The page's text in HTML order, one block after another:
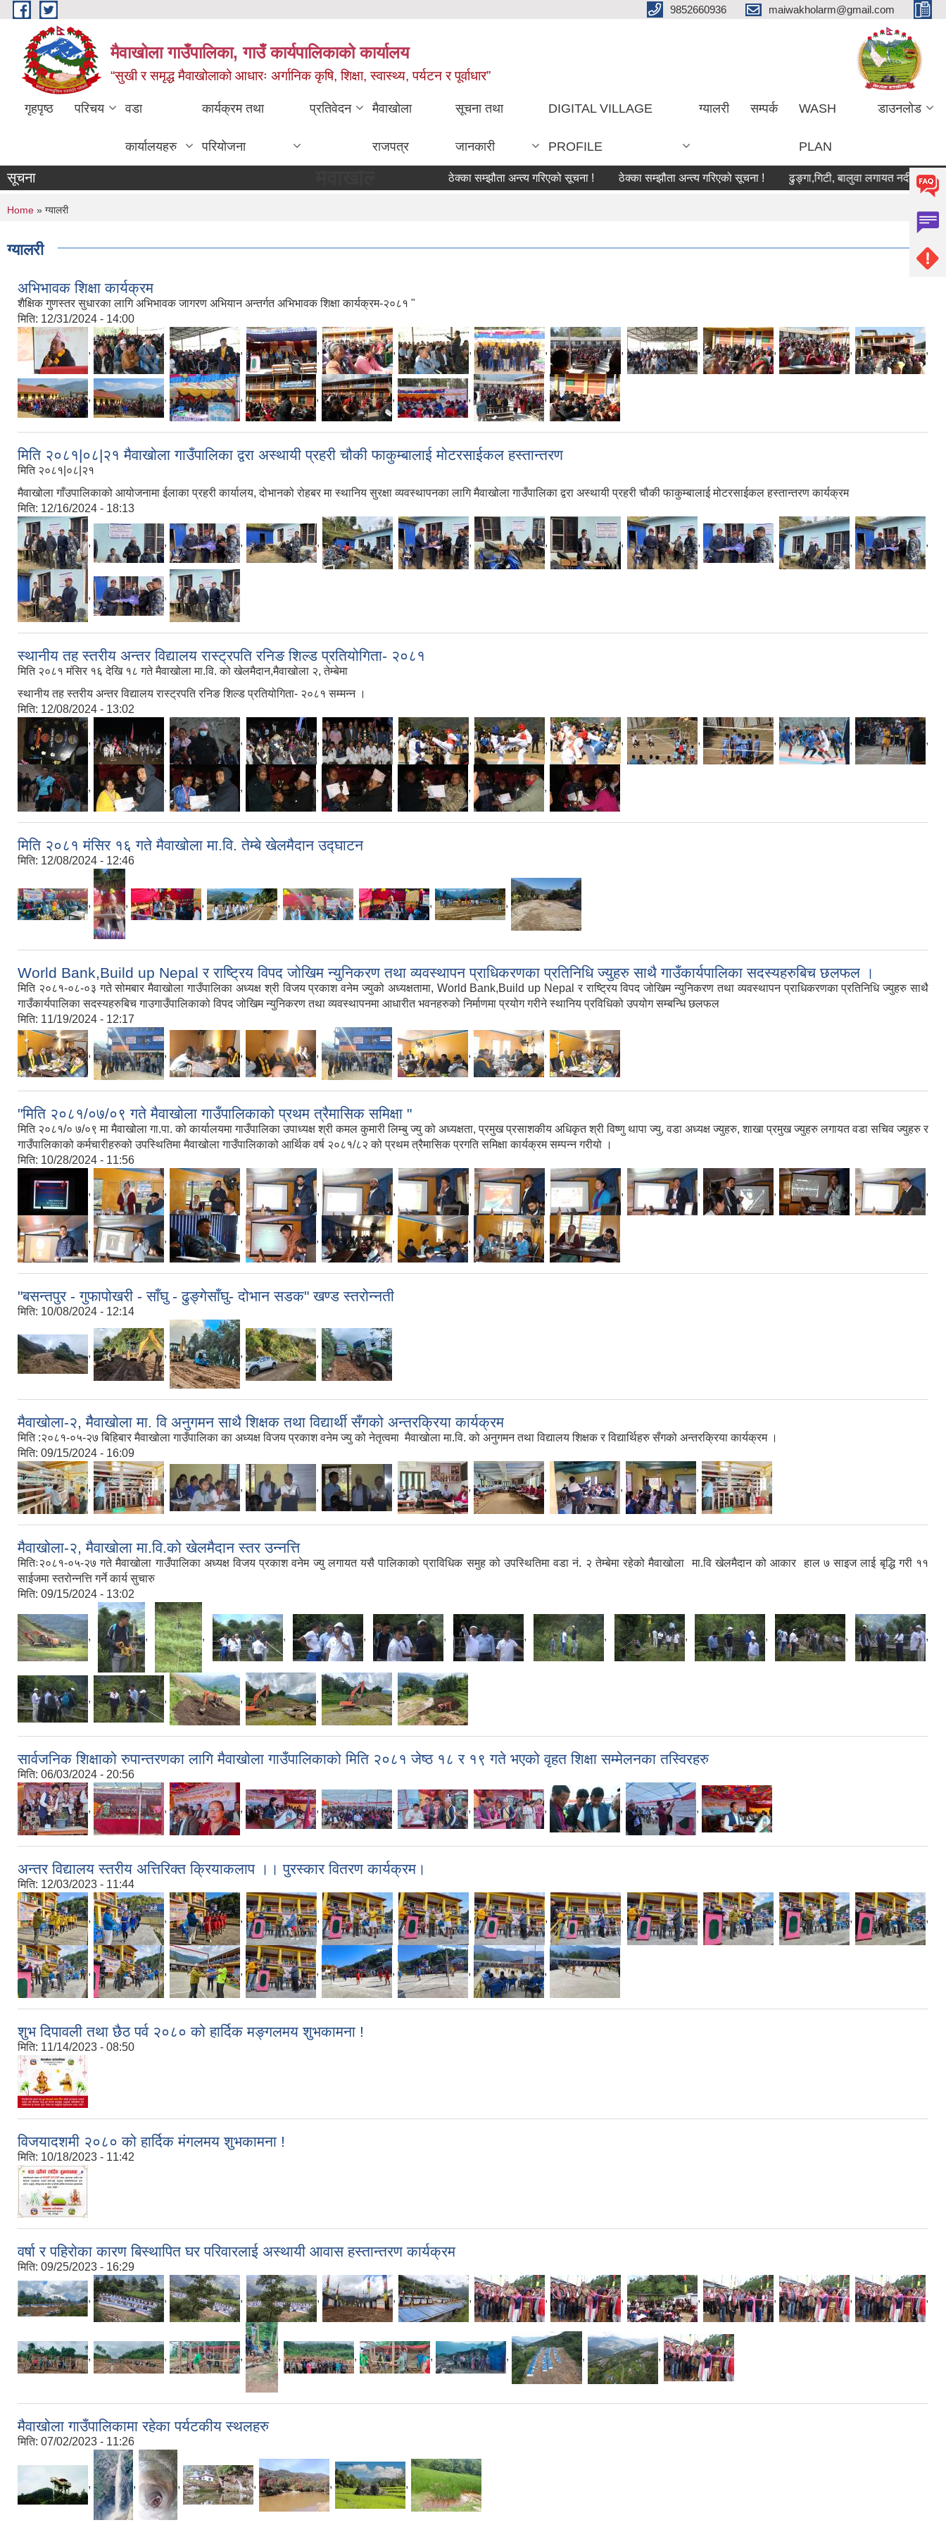
Skip to main content 9852660936 maiwakholarm@gmail.com
मैवाखोला गाउँपालिका, गाउँ कार्यपालिकाको कार्यालय
“सुखी र समृद्ध मैवाखोलाको आधारः अर्गानिक कृषि, शिक्षा, स्वास्थ्य, पर्यटन र पूर्वाधार”
गृहपृष्ठ परिचय वडा
कार्यालयहरु
कार्यक्रम तथा
परियोजना
प्रतिवेदन मैवाखोला
राजपत्र
सूचना तथा
जानकारी
DIGITAL VILLAGE
PROFILE
ग्यालरी सम्पर्क WASH
PLAN
डाउनलोड
मैवाखोला गाउँपालिकामा यहाँहरुलाई हार्दिक स्वागत छ !!!
सूचना ठेक्का सम्झौता अन्त्य गरिएको सूचना ! ठेक्का सम्झौता अन्त्य गरिएको सूचना ! ढुङ्गा,गिटी, बालुवा लगायत नदीजन्य पदार्थ
You are here
Home » ग्यालरी
ग्यालरी
अभिभावक शिक्षा कार्यक्रम
शैक्षिक गुणस्तर सुधारका लागि अभिभावक जागरण अभियान अन्तर्गत अभिभावक शिक्षा कार्यक्रम-२०८१ "
मिति: 12/31/2024 - 14:00
, , , , , , , , , , , ,
, , , , , , ,
मिति २०८१|०८|२१ मैवाखोला गाउँपालिका द्वरा अस्थायी प्रहरी चौकी फाकुम्बालाई मोटरसाईकल हस्तान्तरण
मिति २०८१|०८|२१
मैवाखोला गाँउपालिकाको आयोजनामा ईलाका प्रहरी कार्यालय, दोभानको रोहबर मा स्थानिय सुरक्षा व्यवस्थापनका लागि मैवाखोला गाउँपालिका द्वरा अस्थायी प्रहरी चौकी फाकुम्बालाई मोटरसाईकल हस्तान्तरण कार्यक्रम
मिति: 12/16/2024 - 18:13
, , , , , , , , , , , ,
, ,
स्थानीय तह स्तरीय अन्तर विद्यालय रास्ट्रपति रनिङ शिल्ड प्रतियोगिता- २०८१
मिति २०८१ मंसिर १६ देखि १८ गते मैवाखोला मा.वि. को खेलमैदान,मैवाखोला २, तेम्बेमा
स्थानीय तह स्तरीय अन्तर विद्यालय रास्ट्रपति रनिङ शिल्ड प्रतियोगिता- २०८१ सम्मन्न ।
मिति: 12/08/2024 - 13:02
, , , , , , , , , , , ,
, , , , , , ,
मिति २०८१ मंसिर १६ गते मैवाखोला मा.वि. तेम्बे खेलमैदान उद्घाटन
मिति: 12/08/2024 - 12:46
, , , , , , ,
World Bank,Build up Nepal र राष्ट्रिय विपद जोखिम न्युनिकरण तथा व्यवस्थापन प्राधिकरणका प्रतिनिधि ज्युहरु साथै गाउँकार्यपालिका सदस्यहरुबिच छलफल ।
मिति २०८१-०८-०३ गते सोमबार मैवाखोला गाउँपालिका अध्यक्ष श्री विजय प्रकाश वनेम ज्युको अध्यक्षतामा, World Bank,Build up Nepal र राष्ट्रिय विपद जोखिम न्युनिकरण तथा व्यवस्थापन प्राधिकरणका प्रतिनिधि ज्युहरु साथै
गाउँकार्यपालिका सदस्यहरुबिच गाउगाउँपालिकाको विपद जोखिम न्युनिकरण तथा व्यवस्थापनमा आधारीत भवनहरुको निर्माणमा प्रयोग गरीने स्थानिय प्रविधिको उपयोग सम्बन्धि छलफल
मिति: 11/19/2024 - 12:17
, , , , , , ,
"मिति २०८१/०७/०९ गते मैवाखोला गाउँपालिकाको प्रथम त्रैमासिक समिक्षा "
मिति २०८१/० ७/०९ मा मैवाखोला गा.पा. को कार्यालयमा गाउँपालिका उपाध्यक्ष श्री कमल कुमारी लिम्बु ज्यु को अध्यक्षता, प्रमुख प्रसाशकीय अधिकृत श्री विष्णु थापा ज्यु, वडा अध्यक्ष ज्युहरु, शाखा प्रमुख ज्युहरु लगायत वडा सचिव ज्युहरु र
गाउँपालिकाको कर्मचारीहरुको उपस्थितिमा मैवाखोला गाउँपालिकाको आर्थिक वर्ष २०८१/८२ को प्रथम त्रैमासिक प्रगति समिक्षा कार्यक्रम सम्पन्न गरीयो ।
मिति: 10/28/2024 - 11:56
, , , , , , , , , , , ,
, , , , , , ,
"बसन्तपुर - गुफापोखरी - साँघु - ढुङ्गेसाँघु- दोभान सडक" खण्ड स्तरोन्नती
मिति: 10/08/2024 - 12:14
, , , ,
मैवाखोला-२, मैैवाखोला मा. वि अनुगमन साथै शिक्षक तथा विद्यार्थी सँगको अन्तरक्रिया कार्यक्रम
मिति :२०८१-०५-२७ बिहिबार मैवाखोला गाउँपालिका का अध्यक्ष विजय प्रकाश वनेम ज्यु को नेतृत्वमा मैवाखोला मा.वि. को अनुगमन तथा विद्यालय शिक्षक र विद्यार्थिहरु सँगको अन्तरक्रिया कार्यक्रम ।
मिति: 09/15/2024 - 16:09
, , , , , , , , ,
मैवाखोला-२, मैवाखोला मा.वि.को खेलमैदान स्तर उन्नत्ति
मितिः२०८१-०५-२७ गते मैवाखोला गाउँपालिका अध्यक्ष विजय प्रकाश वनेम ज्यु लगायत यसै पालिकाको प्राविधिक समुह को उपस्थितिमा वडा नं. २ तेम्बेमा रहेको मैवाखोला मा.वि खेलमैदान को आकार हाल ७ साइज लाई बृद्धि गरी ११
साईजमा स्तरोन्नत्ति गर्ने कार्य सुचारु
मिति: 09/15/2024 - 13:02
, , , , , , , , , , , ,
, , , , ,
सार्वजनिक शिक्षाको रुपान्तरणका लागि मैवाखोला गाउँपालिकाको मिति २०८१ जेष्ठ १८ र १९ गते भएको वृहत शिक्षा सम्मेलनका तस्विरहरु
मिति: 06/03/2024 - 20:56
, , , , , , , , ,
अन्तर विद्यालय स्तरीय अत्तिरिक्त क्रियाकलाप ।। पुरस्कार वितरण कार्यक्रम।
मिति: 12/03/2023 - 11:44
, , , , , , , , , , , ,
, , , , , , ,
शुभ दिपावली तथा छैठ पर्व २०८० को हार्दिक मङ्गलमय शुभकामना !
मिति: 11/14/2023 - 08:50
विजयादशमी २०८० को हार्दिक मंगलमय शुभकामना !
मिति: 10/18/2023 - 11:42
वर्षा र पहिरोका कारण बिस्थापित घर परिवारलाई अस्थायी आवास हस्तान्तरण कार्यक्रम
मिति: 09/25/2023 - 16:29
, , , , , , , , , , , ,
, , , , , , , , ,
मैवाखोला गाउँपालिकामा रहेका पर्यटकीय स्थलहरु
मिति: 07/02/2023 - 11:26
, , , , , ,